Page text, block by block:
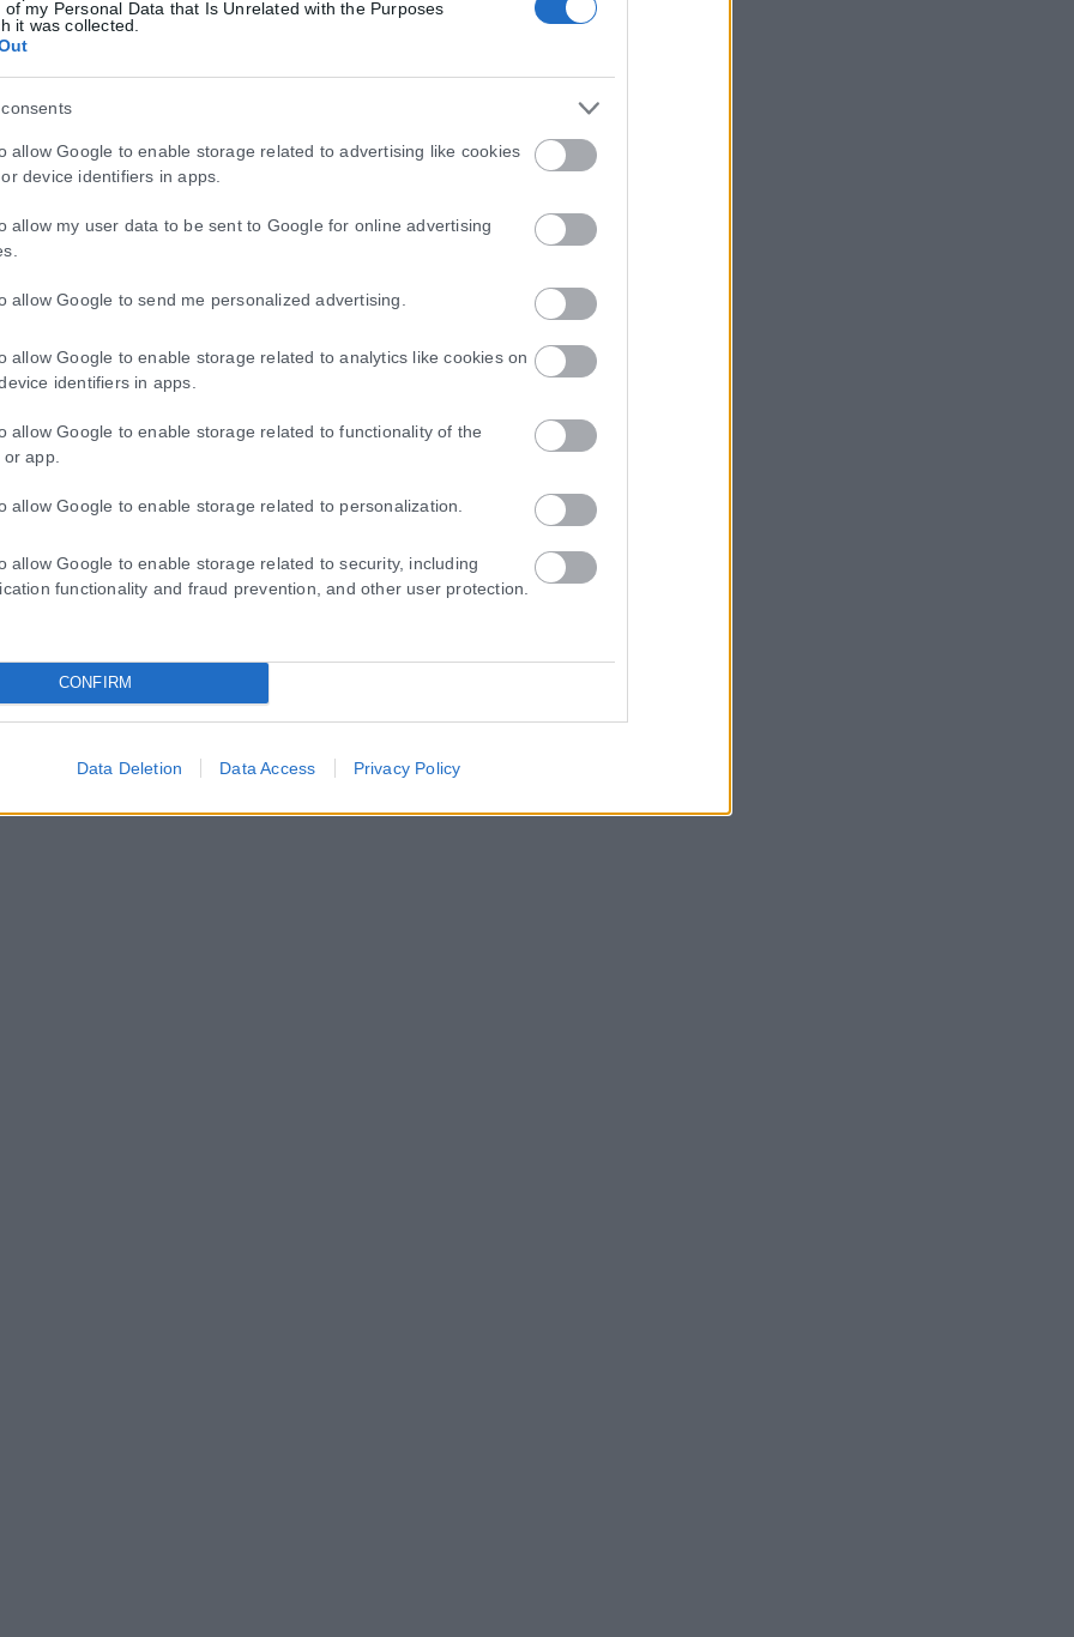
of my Personal Data that Is Unrelated with the Purposes
it was collected.
allow Google to enable storage related to advertising like cookies
device identifiers in apps.
allow my user data to be sent to Google for online advertising
allow Google to send me personalized advertising.
allow Google to enable storage related to analytics like cookies on
identifiers in apps.
allow Google to enable storage related to functionality of the
app.
allow Google to enable storage related to personalization.
allow Google to enable storage related to security, including
functionality and fraud prevention, and other user protection.
CONFIRM
Data Deletion Data Access Privacy Policy